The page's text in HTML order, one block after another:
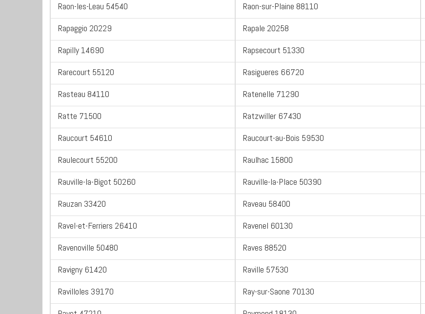
Raon-les-Leau 54540
Raon-sur-Plaine 88110
Rapaggio 20229
Rapale 20258
Rapilly 14690
Rapsecourt 51330
Rarecourt 55120
Rasigueres 66720
Rasteau 84110
Ratenelle 71290
Ratte 71500
Ratzwiller 67430
Raucourt 54610
Raucourt-au-Bois 59530
Raulecourt 55200
Raulhac 15800
Rauville-la-Bigot 50260
Rauville-la-Place 50390
Rauzan 33420
Raveau 58400
Ravel-et-Ferriers 26410
Ravenel 60130
Ravenoville 50480
Raves 88520
Ravigny 61420
Raville 57530
Ravilloles 39170
Ray-sur-Saone 70130